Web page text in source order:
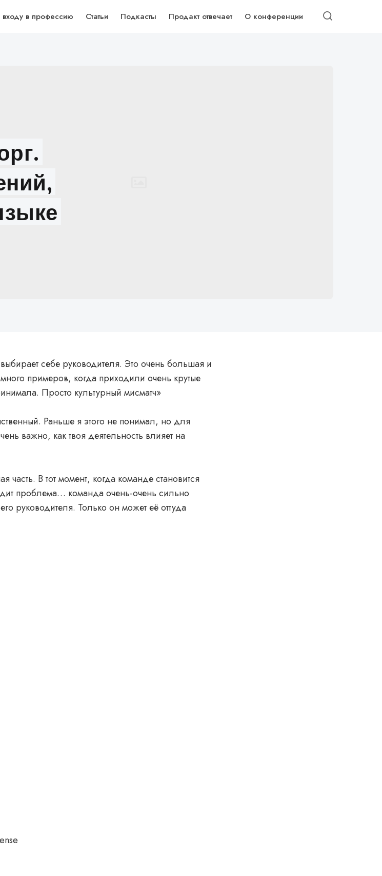
входу в профессию Статьи Подкасты Продакт отвечает О конференции
себе руководителя. Это очень большая и
примеров, когда приходили очень крутые
Просто культурный мисматч»
Раньше я этого не понимал, но для
важно, как твоя деятельность влияет на
часть. В тот момент, когда команде становится
проблема… команда очень-очень сильно
руководителя. Только он может её оттуда